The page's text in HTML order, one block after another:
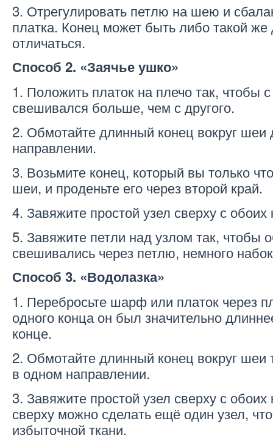
3. Отрегулировать петлю на шею и
платка. Конец может быть либо такой
отличаться.
Способ 2. «Заячье ушко»
1. Положить платок на плечо так, чтобы
свешивался больше, чем с другого.
2. Обмотайте длинный конец вокруг шеи
направлении.
3. Возьмите конец, который вы только
шеи, и проденьте его через второй край.
4. Завяжите простой узел сверху с обоих
5. Завяжите петли над узлом так, чтобы
свешивались через петлю, немного
Способ 3. «Водолазка»
1. Перебросьте шарф или платок через
одного конца он был значительно
конце.
2. Обмотайте длинный конец вокруг шеи
в одном направлении.
3. Завяжите простой узел сверху с обоих
сверху можно сделать ещё один узел,
избыточной ткани.